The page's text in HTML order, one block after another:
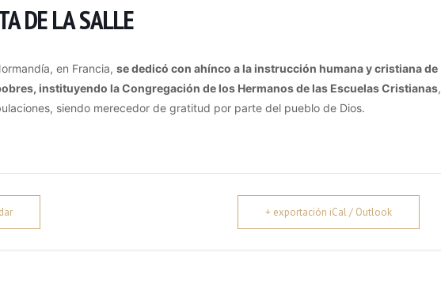
DE LA SALLE
en Francia, se dedicó con ahínco a la instrucción humana y cristiana de
instituyendo la Congregación de los Hermanos de las Escuelas Cristianas,
siendo merecedor de gratitud por parte del pueblo de Dios.
+ exportación iCal / Outlook